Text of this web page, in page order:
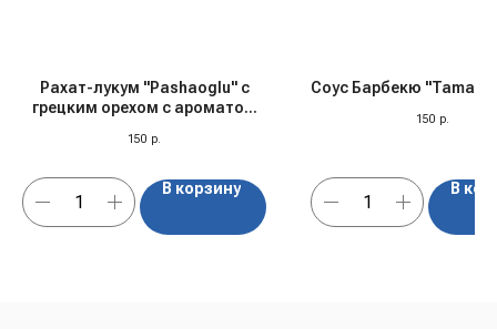
Рахат-лукум "Pashaoglu" с
грецким орехом с ароматом
150 р.
В корзину
Соус Барбекю
150 р.
В